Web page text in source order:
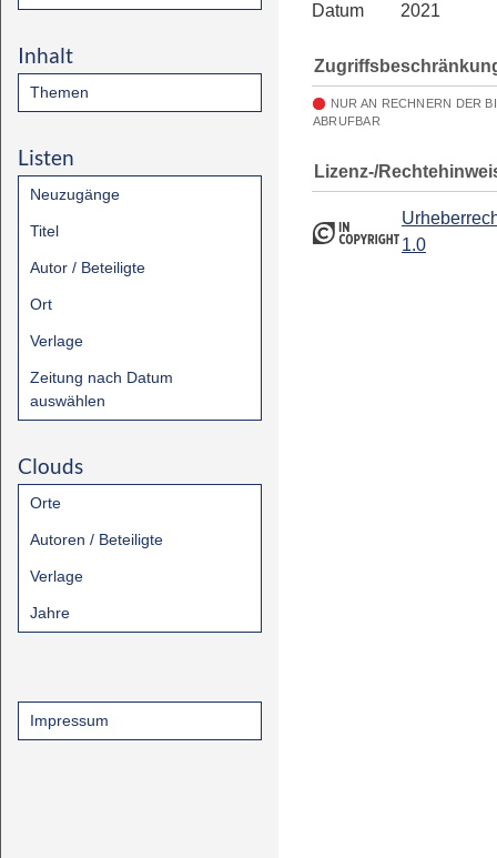
Inhalt
Themen
Listen
Neuzugänge
Titel
Autor / Beteiligte
Ort
Verlage
Zeitung nach Datum
auswählen
Clouds
Orte
Autoren / Beteiligte
Verlage
Jahre
Impressum
Datum
2021
NUR AN RECHNERN DER
ABRUFBAR
Lizenz-/
1.0